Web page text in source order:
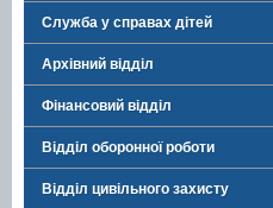
Служба у справах дітей
Архівний відділ
Фінансовий відділ
Відділ оборонної роботи
Відділ цивільного захисту